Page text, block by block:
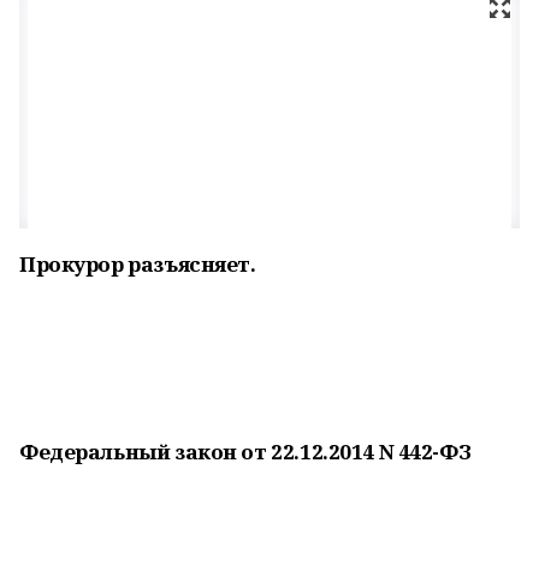
Прокурор разъясняет.
Федеральный закон от 22.12.2014 N 442-ФЗ